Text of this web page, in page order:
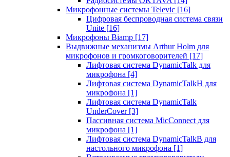
Микрофонные системы Televic [16]
Цифровая беспроводная система связи
Unite [16]
Микрофоны Biamp [17]
Выдвижные механизмы Arthur Holm для
микрофонов и громкоговорителей [17]
Лифтовая система DynamicTalk для
микрофона [4]
Лифтовая система DynamicTalkH для
микрофона [1]
Лифтовая система DynamicTalk
UnderCover [3]
Пассивная система MicConnect для
микрофона [1]
Лифтовая система DynamicTalkB для
настольного микрофона [1]